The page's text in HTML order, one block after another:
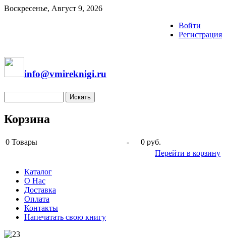
Воскресенье, Август 9, 2026
Войти
Регистрация
info@vmireknigi.ru
Корзина
0 Товары -
0 руб.
Перейти в корзину
Каталог
О Нас
Доставка
Оплата
Контакты
Напечатать свою книгу